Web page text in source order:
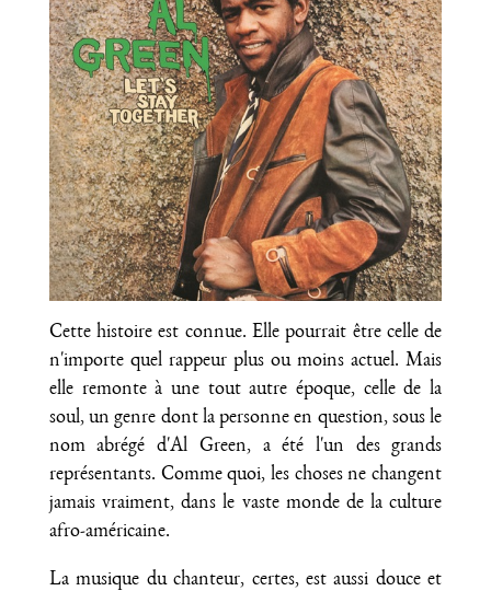
Cette histoire est connue. Elle pourrait être celle de
n'importe quel rappeur plus ou moins actuel. Mais
elle remonte à une tout autre époque, celle de la
soul, un genre dont la personne en question, sous le
nom abrégé d'Al Green, a été l'un des grands
représentants. Comme quoi, les choses ne changent
jamais vraiment, dans le vaste monde de la culture
afro-américaine.
La musique du chanteur, certes, est aussi douce et